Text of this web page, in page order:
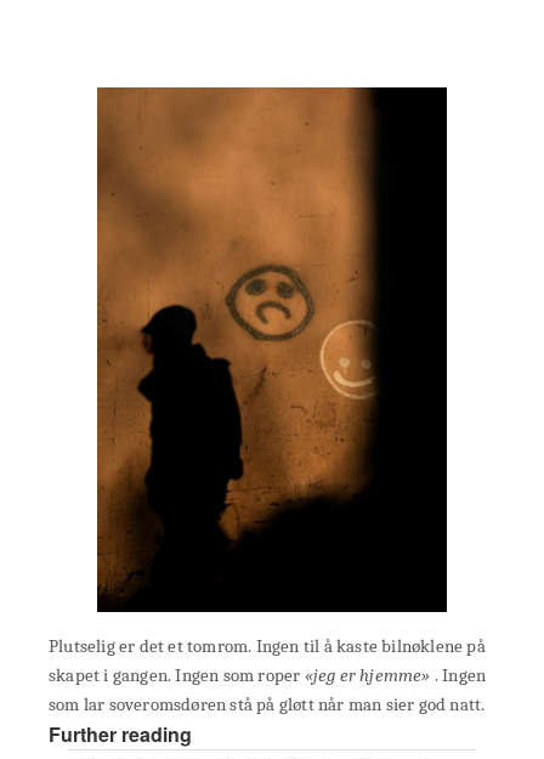
Plutselig er det et tomrom. Ingen til å kaste bilnøklene på
skapet i gangen. Ingen som roper «jeg er hjemme» . Ingen
som lar soveromsdøren stå på gløtt når man sier god natt.
Further reading